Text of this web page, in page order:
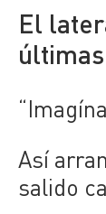
El
Así
salido